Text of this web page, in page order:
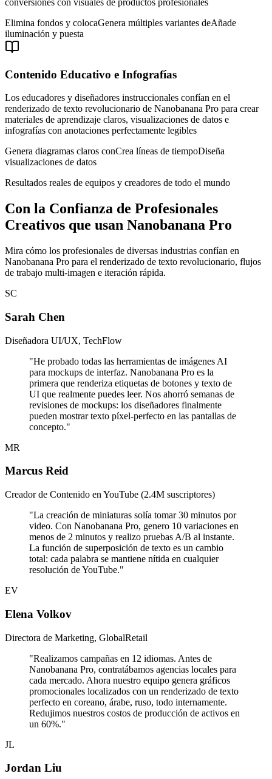
conversiones con visuales de productos profesionales
Elimina fondos y colocaGenera múltiples variantes deAñade
iluminación y puesta
Contenido Educativo e Infografías
Los educadores y diseñadores instruccionales confían en el
renderizado de texto revolucionario de Nanobanana Pro para crear
materiales de aprendizaje claros, visualizaciones de datos e
infografías con anotaciones perfectamente legibles
Genera diagramas claros conCrea líneas de tiempoDiseña
visualizaciones de datos
Resultados reales de equipos y creadores de todo el mundo
Con la Confianza de Profesionales
Creativos que usan Nanobanana Pro
Mira cómo los profesionales de diversas industrias confían en
Nanobanana Pro para el renderizado de texto revolucionario, flujos
de trabajo multi-imagen e iteración rápida.
SC
Sarah Chen
Diseñadora UI/UX, TechFlow
"He probado todas las herramientas de imágenes AI
para mockups de interfaz. Nanobanana Pro es la
primera que renderiza etiquetas de botones y texto de
UI que realmente puedes leer. Nos ahorró semanas de
revisiones de mockups: los diseñadores finalmente
pueden mostrar texto píxel-perfecto en las pantallas de
concepto."
MR
Marcus Reid
Creador de Contenido en YouTube (2.4M suscriptores)
"La creación de miniaturas solía tomar 30 minutos por
video. Con Nanobanana Pro, genero 10 variaciones en
menos de 2 minutos y realizo pruebas A/B al instante.
La función de superposición de texto es un cambio
total: cada palabra se mantiene nítida en cualquier
resolución de YouTube."
EV
Elena Volkov
Directora de Marketing, GlobalRetail
"Realizamos campañas en 12 idiomas. Antes de
Nanobanana Pro, contratábamos agencias locales para
cada mercado. Ahora nuestro equipo genera gráficos
promocionales localizados con un renderizado de texto
perfecto en coreano, árabe, ruso, todo internamente.
Redujimos nuestros costos de producción de activos en
un 60%."
JL
Jordan Liu